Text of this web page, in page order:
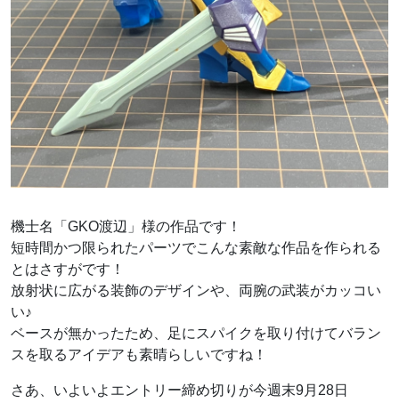
機士名「GKO渡辺」様の作品です！
短時間かつ限られたパーツでこんな素敵な作品を作られる
とはさすがです！
放射状に広がる装飾のデザインや、両腕の武装がカッコい
い♪
ベースが無かったため、足にスパイクを取り付けてバラン
スを取るアイデアも素晴らしいですね！
さあ、いよいよエントリー締め切りが今週末9月28日